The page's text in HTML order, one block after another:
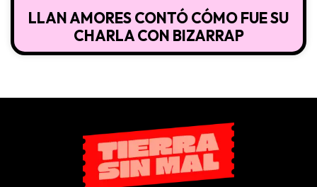
LLAN AMORES CONTÓ CÓMO FUE SU
CHARLA CON BIZARRAP